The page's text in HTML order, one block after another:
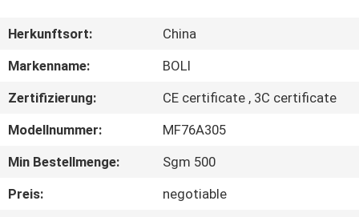
ÜBER
WERKSBESICHTIGUNG
QUALITÄTSKONTROLLE
Herkunftsort:
China
Markenname:
BOLI
Zertifizierung:
CE certificate , 3C certificate
Modellnummer:
MF76A305
Min Bestellmenge:
Sgm 500
Preis:
negotiable